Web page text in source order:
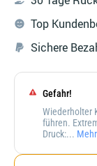
Top
Sichere
Gefahr!
Wiederholter
führen.
Druck:...